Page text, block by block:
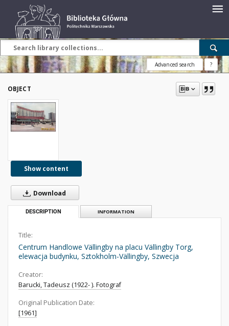
Advanced search ?
OBJECT
Show content
Download
DESCRIPTION INFORMATION
Title:
Centrum Handlowe Vällingby na placu Vällingby Torg,
elewacja budynku, Sztokholm-Vällingby, Szwecja
Creator:
Barucki, Tadeusz (1922- ). Fotograf
Original Publication Date:
[1961]